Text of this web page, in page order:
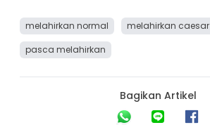
melahirkan normal
melahirkan caesar
pasca melahirkan
Bagikan Artikel